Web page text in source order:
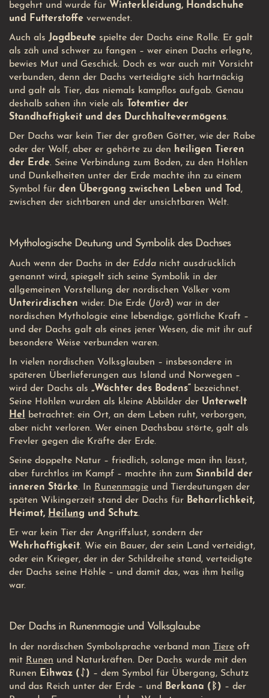
begehrt und wurde für Winterkleidung, Handschuhe
und Futterstoffe verwendet.
Auch als Jagdbeute spielte der Dachs eine Rolle. Er galt
als zäh und schwer zu fangen – wer einen Dachs erlegte,
bewies Mut und Geschick. Doch es war auch mit Vorsicht
verbunden, denn der Dachs verteidigte sich hartnäckig
und galt als Tier, das niemals kampflos aufgab. Genau
deshalb sahen ihn viele als
Totemtier der
Standhaftigkeit und des Durchhaltevermögens.
Der Dachs war kein Tier der großen Götter, wie der Rabe
oder der Wolf, aber er gehörte zu den heiligen Tieren
der Erde. Seine Verbindung zum Boden, zu den Höhlen
und Dunkelheiten unter der Erde machte ihn zu einem
Symbol für den Übergang zwischen Leben und Tod ,
zwischen der sichtbaren und der unsichtbaren Welt.
Mythologische Deutung und Symbolik des Dachses
Auch wenn der Dachs in der Edda nicht ausdrücklich
genannt wird, spiegelt sich seine Symbolik in der
allgemeinen Vorstellung der nordischen Völker vom
Unterirdischen wider. Die Erde (Jörð) war in der
nordischen Mythologie eine lebendige, göttliche Kraft –
und der Dachs galt als eines jener Wesen, die mit ihr auf
besondere Weise verbunden waren.
In vielen nordischen Volksglauben – insbesondere in
späteren Überlieferungen aus Island und Norwegen –
wird der Dachs als „Wächter des Bodens“
bezeichnet.
Seine Höhlen wurden als kleine Abbilder der Unterwelt
Hel
betrachtet: ein Ort, an dem Leben ruht, verborgen,
aber nicht verloren. Wer einen Dachsbau störte, galt als
Frevler gegen die Kräfte der Erde.
Seine doppelte Natur – friedlich, solange man ihn lässt,
aber furchtlos im Kampf – machte ihn zum Sinnbild der
inneren Stärke. In Runenmagie und Tierdeutungen der
späten Wikingerzeit stand der Dachs für Beharrlichkeit,
Heimat, Heilung und Schutz.
Er war kein Tier der Angriffslust, sondern der
Wehrhaftigkeit. Wie ein Bauer, der sein Land verteidigt,
oder ein Krieger, der in der Schildreihe stand, verteidigte
der Dachs seine Höhle – und damit das, was ihm heilig
war.
Der Dachs in Runenmagie und Volksglaube
In der nordischen Symbolsprache verband man Tiere oft
mit Runen und Naturkräften. Der Dachs wurde mit den
Runen Eihwaz (ᛇ) – dem Symbol für Übergang, Schutz
und das Reich unter der Erde – und
Berkana (ᛒ) – der